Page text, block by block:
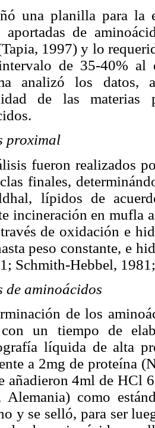
una planilla para la
aportadas de
1997) y lo
de 35-40% al
analizó los datos,
de las materias
proximal
fueron realizados
finales,
lípidos de
incineración en mufla
de oxidación e
peso constante, e
Schmith-Hebbel,
de aminoácidos
de los
un tiempo de
líquida de alta
a 2mg de proteína
añadieron 4ml de HCl
Alemania) como
y se selló, para ser